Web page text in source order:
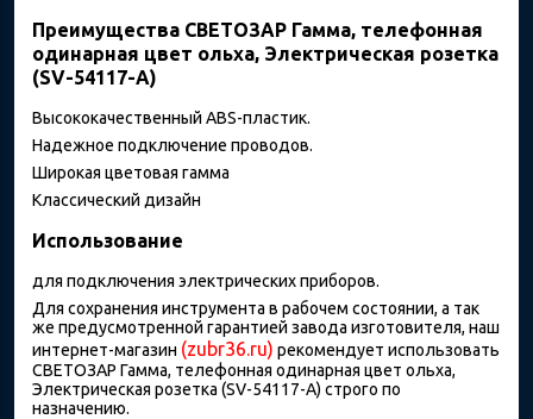
Преимущества СВЕТОЗАР Гамма, телефонная
одинарная цвет ольха, Электрическая розетка
(SV-54117-A)
Высококачественный ABS-пластик.
Надежное подключение проводов.
Широкая цветовая гамма
Классический дизайн
Использование
для подключения электрических приборов.
Для сохранения инструмента в рабочем состоянии, а так
же предусмотренной гарантией завода изготовителя, наш
интернет-магазин (zubr36.ru) рекомендует использовать
СВЕТОЗАР Гамма, телефонная одинарная цвет ольха,
Электрическая розетка (SV-54117-A) строго по
назначению.